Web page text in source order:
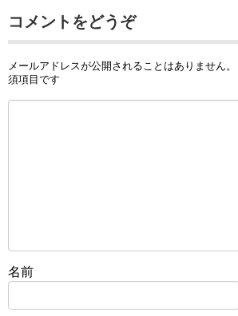
コメントをどうぞ
メールアドレスが公開されることはありません。
須項目です
名前